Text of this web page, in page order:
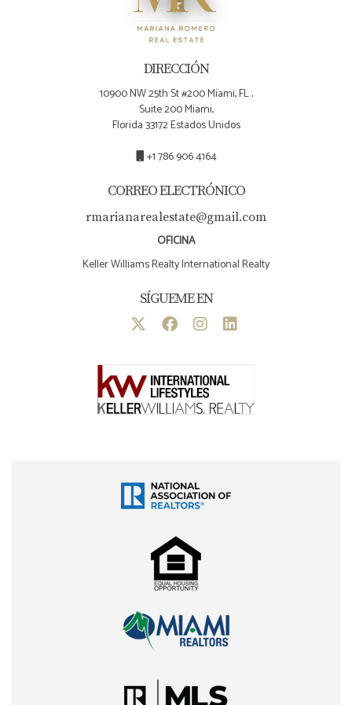
DIRECCIÓN
10900 NW 25th St #200 Miami, FL ,
Suite 200 Miami,
Florida 33172 Estados Unidos
+1 786 906 4164
CORREO ELECTRÓNICO
rmarianarealestate@gmail.com
OFICINA
Keller Williams Realty International Realty
SÍGUEME EN